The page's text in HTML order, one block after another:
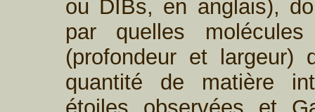
ou DIBs, en anglais),
par quelles
(profondeur et
quantité de matière